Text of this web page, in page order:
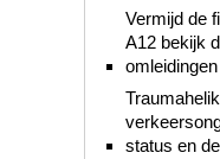
Vermijd de
A12 bekijk
omleidingen
status en